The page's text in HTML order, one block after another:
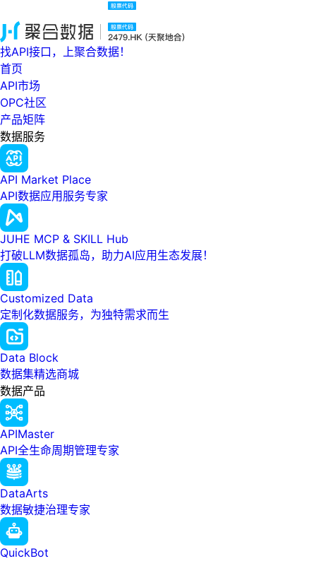
找API接口，上聚合数据！
首页
API市场
OPC社区
产品矩阵
数据服务
API Market Place
API数据应用服务专家
JUHE MCP & SKILL Hub
打破LLM数据孤岛，助力AI应用生态发展！
Customized Data
定制化数据服务，为独特需求而生
Data Block
数据集精选商城
数据产品
APIMaster
API全生命周期管理专家
DataArts
数据敏捷治理专家
QuickBot